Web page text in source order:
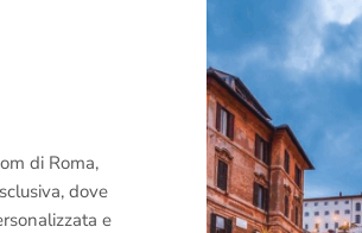
di Roma,
dove
e